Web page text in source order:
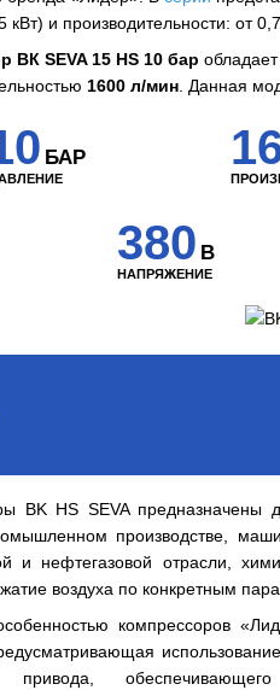
кВт) и производительности: от
ВК SEVA 15 HS 10 бар
1600 л/мин . Данная
БАР
380 В
НАПРЯЖЕНИЕ
BK HS SEVA предназначены
производстве,
и нефтегазовой отрасли,
воздуха по конкретным
компрессоров
привода,